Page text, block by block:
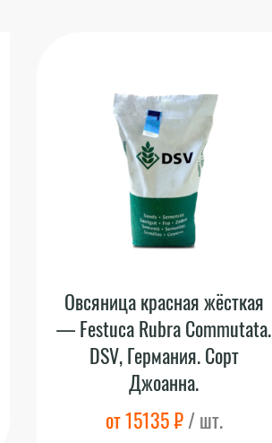
Овсяница красная жёсткая
— Festuca Rubra Commutata.
DSV, Германия. Сорт
Джоанна.
от 15135 ₽/ шт.